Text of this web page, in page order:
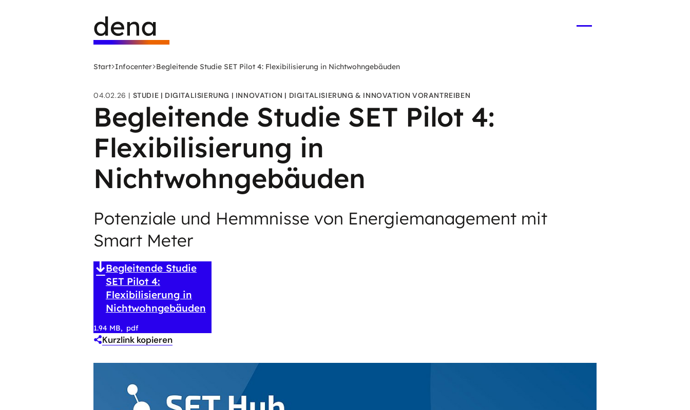
Deutsche
Energie-
Agentur
-
Startseite
Start Infocenter Begleitende Studie SET Pilot 4: Flexibilisierung in Nichtwohngebäuden
04.02.26 STUDIE DIGITALISIERUNG INNOVATION DIGITALISIERUNG & INNOVATION VORANTREIBEN
Begleitende Studie SET Pilot 4:
Flexibilisierung in
Nichtwohngebäuden
Potenziale und Hemmnisse von Energiemanagement mit
Smart Meter
Begleitende Studie
SET Pilot 4:
Flexibilisierung in
Nichtwohngebäuden
1.94 MB pdf
Kurzlink kopieren